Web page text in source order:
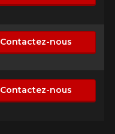
Contactez-nous
Contactez-nous